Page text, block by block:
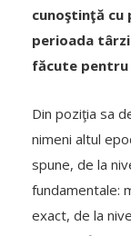
cunoştinţă cu
perioada
făcute
Din poziţia sa
nimeni altul
spune, de la
fundamentale:
exact, de la